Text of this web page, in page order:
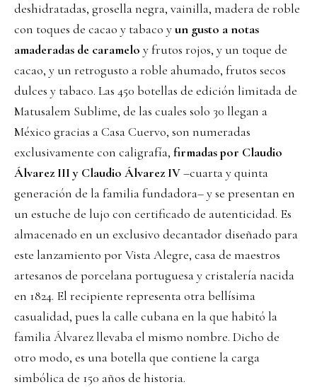
deshidratadas, grosella negra, vainilla, madera de roble
con toques de cacao y tabaco yun gusto a notas
amaderadas de caramelo y frutos rojos, y un toque de
cacao, y un retrogusto a roble ahumado, frutos secos
dulces y tabaco. Las 450 botellas de edición limitada de
Matusalem Sublime, de las cuales solo 30 llegan a
México gracias a Casa Cuervo, son numeradas
exclusivamente con caligrafía, firmadas por Claudio
Álvarez III y Claudio Álvarez IV–cuarta y quinta
generación de la familia fundadora– y se presentan en
un estuche de lujo con certificado de autenticidad. Es
almacenado en un exclusivo decantador diseñado para
este lanzamiento por Vista Alegre, casa de maestros
artesanos de porcelana portuguesa y cristalería nacida
en 1824. El recipiente representa otra bellísima
casualidad, pues la calle cubana en la que habitó la
familia Álvarez llevaba el mismo nombre. Dicho de
otro modo, es una botella que contiene la carga
simbólica de 150 años de historia.